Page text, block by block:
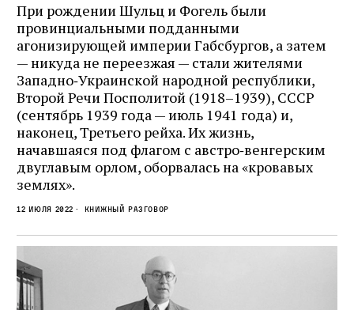
При рождении Шульц и Фогель были
провинциальными подданными
агонизирующей империи Габсбургов, а затем
— никуда не переезжая — стали жителями
Западно‑Украинской народной республики,
Второй Речи Посполитой (1918–1939), СССР
(сентябрь 1939 года — июль 1941 года) и,
наконец, Третьего рейха. Их жизнь,
начавшаяся под флагом с австро‑венгерским
двуглавым орлом, оборвалась на «кровавых
землях».
12 июля 2022 Книжный разговор